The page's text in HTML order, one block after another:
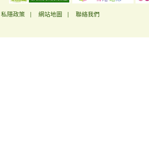
私隱政策 網站地圖 聯絡我們